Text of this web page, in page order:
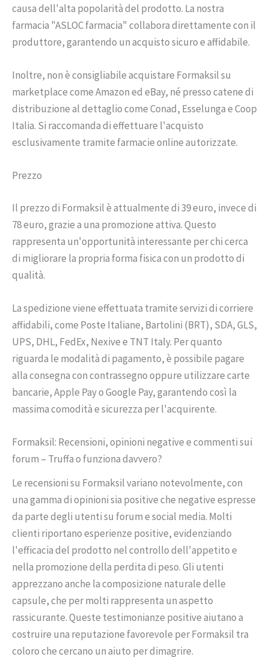
causa dell'alta popolarità del prodotto. La nostra
farmacia "ASLOC farmacia" collabora direttamente con il
produttore, garantendo un acquisto sicuro e affidabile.
Inoltre, non è consigliabile acquistare Formaksil su
marketplace come Amazon ed eBay, né presso catene di
distribuzione al dettaglio come Conad, Esselunga e Coop
Italia. Si raccomanda di effettuare l'acquisto
esclusivamente tramite farmacie online autorizzate.
Prezzo
Il prezzo di Formaksil è attualmente di 39 euro, invece di
78 euro, grazie a una promozione attiva. Questo
rappresenta un'opportunità interessante per chi cerca
di migliorare la propria forma fisica con un prodotto di
qualità.
La spedizione viene effettuata tramite servizi di corriere
affidabili, come Poste Italiane, Bartolini (BRT), SDA, GLS,
UPS, DHL, FedEx, Nexive e TNT Italy. Per quanto
riguarda le modalità di pagamento, è possibile pagare
alla consegna con contrassegno oppure utilizzare carte
bancarie, Apple Pay o Google Pay, garantendo così la
massima comodità e sicurezza per l'acquirente.
Formaksil: Recensioni, opinioni negative e commenti sui
forum – Truffa o funziona davvero?
Le recensioni su Formaksil variano notevolmente, con
una gamma di opinioni sia positive che negative espresse
da parte degli utenti su forum e social media. Molti
clienti riportano esperienze positive, evidenziando
l'efficacia del prodotto nel controllo dell'appetito e
nella promozione della perdita di peso. Gli utenti
apprezzano anche la composizione naturale delle
capsule, che per molti rappresenta un aspetto
rassicurante. Queste testimonianze positive aiutano a
costruire una reputazione favorevole per Formaksil tra
coloro che cercano un aiuto per dimagrire.